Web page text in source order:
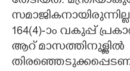
164(4)-ാം വകുപ്പ്
ആറ് മാസത്തിനുള്ളിൽ